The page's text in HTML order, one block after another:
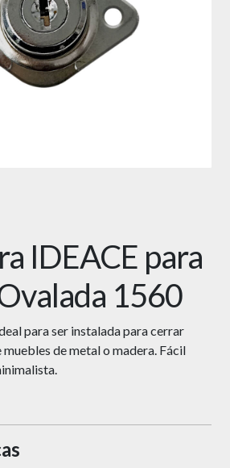
IDEACE para
1560
para ser instalada para cerrar
de metal o madera. Fácil